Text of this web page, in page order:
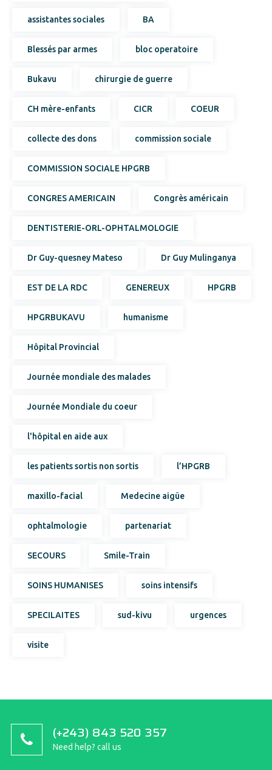
assistantes sociales BA
Blessés par armes bloc operatoire
Bukavu chirurgie de guerre
CH mère-enfants CICR COEUR
collecte des dons commission sociale
COMMISSION SOCIALE HPGRB
CONGRES AMERICAIN Congrès américain
DENTISTERIE-ORL-OPHTALMOLOGIE
Dr Guy-quesney Mateso Dr Guy Mulinganya
EST DE LA RDC GENEREUX HPGRB
HPGRBUKAVU humanisme
Hôpital Provincial
Journée mondiale des malades
Journée Mondiale du coeur
l'hôpital en aide aux
les patients sortis non sortis l’HPGRB
maxillo-facial Medecine aigüe
ophtalmologie partenariat
SECOURS Smile-Train
SOINS HUMANISES soins intensifs
SPECILAITES sud-kivu urgences
visite
(+243) 843 520 357
Need help? call us